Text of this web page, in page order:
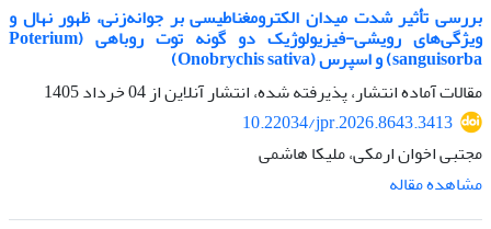
بررسی تأثیر شدت میدان الکترومغناطیسی بر جوانه‌زنی، ظهور نهال و
ویژگی‌های رویشی-فیزیولوژیک دو گونه توت روباهی (Poterium
sanguisorba) و اسپرس (Onobrychis sativa)
مقالات آماده انتشار، پذیرفته شده، انتشار آنلاین از04 خرداد 1405
10.22034/jpr.2026.8643.3413
مجتبی اخوان ارمکی، ملیکا هاشمی
مشاهده مقاله